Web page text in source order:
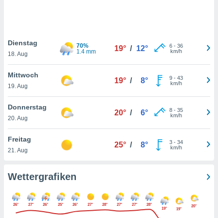
können
von
und
klicken.
und
Dienstag
18. Aug
70%
1.4 mm
19° / 12° 6- 36
km/h
Mittwoch
19. Aug
19° / 8° 9- 43
km/h
Donnerstag
20. Aug
20° / 6° 8- 35
km/h
Freitag
21. Aug
25° / 8° 3- 34
km/h
Wettergrafiken
26° 27° 26° 25° 26° 27° 28° 27° 27°
28°
19°
19°
20°